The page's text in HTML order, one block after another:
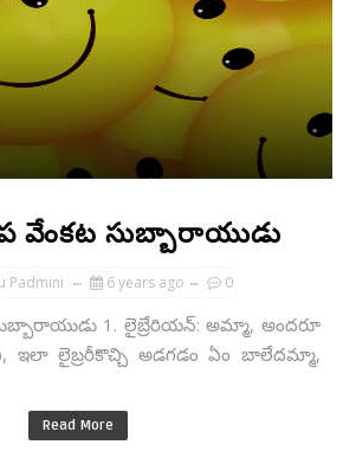
వేంకట సుబ్బారాయుడు
Padmini 6 years ago 0
1. లైబ్రేరియన్: అమ్మా, అందరూ
ఇలా లైబ్రరీకొచ్చి అడగడం ఏం బాలేదమ్మా,
Read More